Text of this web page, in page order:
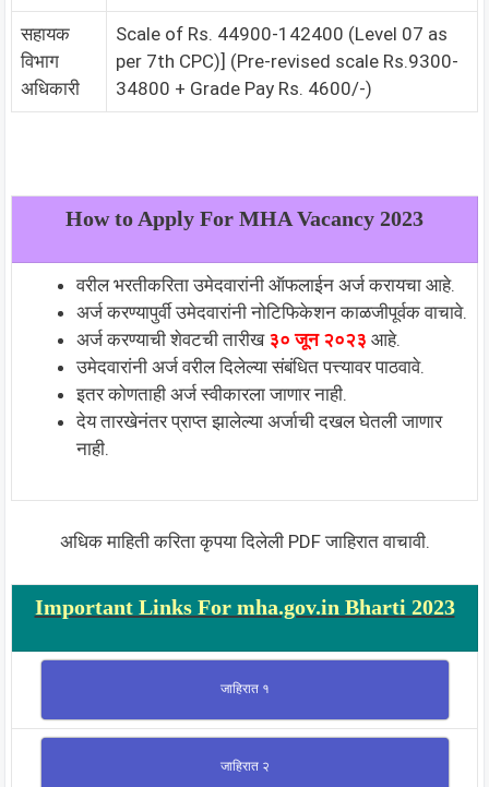
सहायक
विभाग
अधिकारी
Scale of Rs. 44900-142400 (Level 07 as
per 7th CPC)] (Pre-revised scale Rs.9300-
34800 + Grade Pay Rs. 4600/-)
How to Apply For MHA Vacancy 2023
वरील भरतीकरिता उमेदवारांनी ऑफलाईन अर्ज करायचा आहे.
अर्ज करण्यापुर्वी उमेदवारांनी नोटिफिकेशन काळजीपूर्वक वाचावे.
अर्ज करण्याची शेवटची तारीख ३० जून २०२३ आहे.
उमेदवारांनी अर्ज वरील दिलेल्या संबंधित पत्त्यावर पाठवावे.
इतर कोणताही अर्ज स्वीकारला जाणार नाही.
देय तारखेनंतर प्राप्त झालेल्या अर्जाची दखल घेतली जाणार
नाही.
अधिक माहिती करिता कृपया दिलेली PDF जाहिरात वाचावी.
Important Links For mha.gov.in Bharti 2023
जाहिरात १
जाहिरात २